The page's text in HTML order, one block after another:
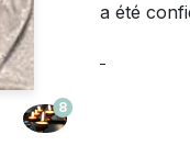
8
a été